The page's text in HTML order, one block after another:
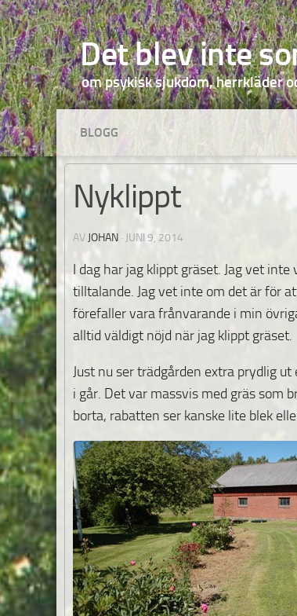
Hoppa till innehåll
Det blev inte
om psykisk sjukdom, herrkläder
BLOGG
Nyklippt
AV JOHAN · JUNI 9, 2014
I dag har jag klippt gräset. Jag vet
tilltalande. Jagvet inte om det är för
förefaller vara frånvarande i min
alltid väldigt nöjd när jag klippt gräset.
Just nu ser trädgården extra prydlig
i går. Det var massvis med gräs som
borta, rabatten ser kanske lite blek